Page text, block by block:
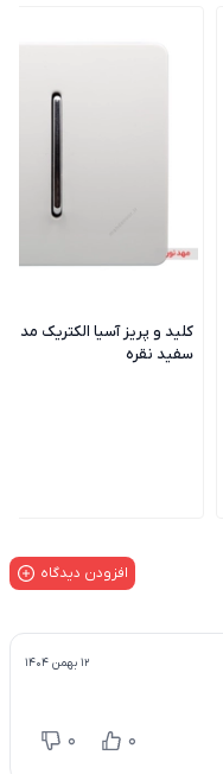
کلید و پریز آسیا الکتریک مدل
سفید نقره
افزودن دیدگاه
۱۲ بهمن ۱۴۰۴
0
0